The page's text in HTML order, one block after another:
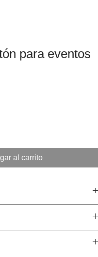
para eventos
al carrito
en paquete plano.